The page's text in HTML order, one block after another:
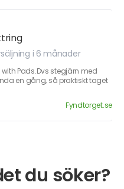
i 6 månader
Pads.Dvs stegjärn med
en gång, så praktiskt taget
Fyndtorget.se
du söker?